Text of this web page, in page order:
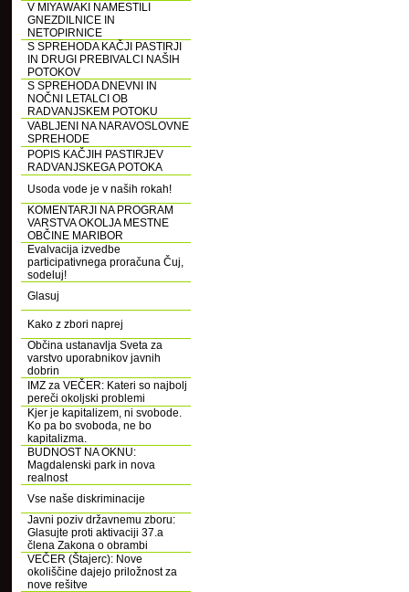
V MIYAWAKI NAMESTILI
GNEZDILNICE IN
NETOPIRNICE
S SPREHODA KAČJI PASTIRJI
IN DRUGI PREBIVALCI NAŠIH
POTOKOV
S SPREHODA DNEVNI IN
NOČNI LETALCI OB
RADVANJSKEM POTOKU
VABLJENI NA NARAVOSLOVNE
SPREHODE
POPIS KAČJIH PASTIRJEV
RADVANJSKEGA POTOKA
Usoda vode je v naših rokah!
KOMENTARJI NA PROGRAM
VARSTVA OKOLJA MESTNE
OBČINE MARIBOR
Evalvacija izvedbe
participativnega proračuna Čuj,
sodeluj!
Glasuj
Kako z zbori naprej
Občina ustanavlja Sveta za
varstvo uporabnikov javnih
dobrin
IMZ za VEČER: Kateri so najbolj
pereči okoljski problemi
Kjer je kapitalizem, ni svobode.
Ko pa bo svoboda, ne bo
kapitalizma.
BUDNOST NA OKNU:
Magdalenski park in nova
realnost
Vse naše diskriminacije
Javni poziv državnemu zboru:
Glasujte proti aktivaciji 37.a
člena Zakona o obrambi
VEČER (Štajerc): Nove
okoliščine dajejo priložnost za
nove rešitve